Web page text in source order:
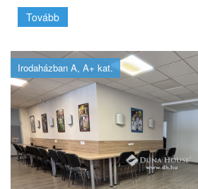
Tovább
Irodaházban A, A+ kat.